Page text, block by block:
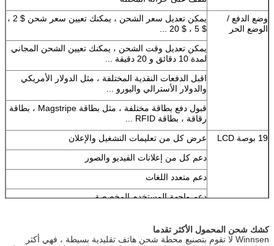
وضع الدفع /
الوضع الحر
يمكن تعديل سعر الشحن ، يمكنك تعيين سعر شحن $ 2 ،
$ 5 ، $ 20 ...
يمكن تعديل وقت الشحن ، يمكنك تعيين الشحن المجاني
لمدة 10 دقائق و 20 دقيقة ...
اقبل الدفعات النقدية المختلفة ، مثل الدولار الأمريكي
والدولار الأسترالي واليورو ...
قبول دفع بطاقة مختلفة ، مثل بطاقة Magstripe ، بطاقة
رقاقة ، بطاقة RFID ...
19 بوصة LCD
عرض كل من تعليمات التشغيل والإعلان
دعم كل من إعلانات الفيديو والصور
دعم متعدد اللغات
دعم واجهة المستخدم المخصصة
باللمس
كشك شحن المحمول الأكثر تقدما
Winnsen لا تقوم بتصنيع محطة شحن هاتف تقليدية بسيطة ، فهي أكثر